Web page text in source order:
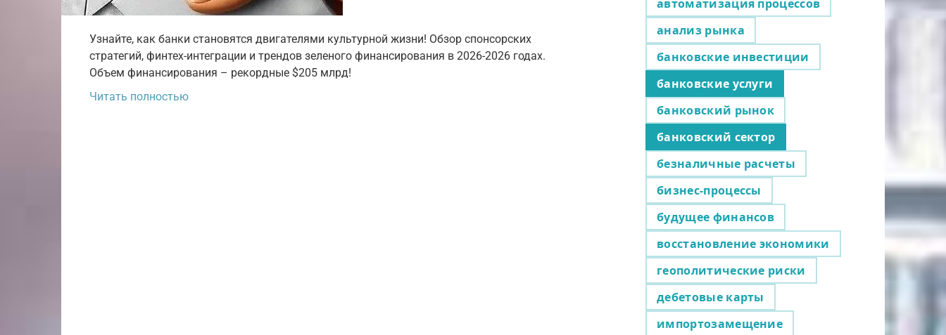
Узнайте, как банки становятся двигателями культурной жизни! Обзор спонсорских
стратегий, финтех-интеграции и трендов зеленого финансирования в 2026-2026 годах.
Объем финансирования – рекордные $205 млрд!
Читать полностью
автоматизация процессов
анализ рынка
банковские инвестиции
банковские услуги
банковский рынок
банковский сектор
безналичные расчеты
бизнес-процессы
будущее финансов
восстановление экономики
геополитические риски
дебетовые карты
импортозамещение